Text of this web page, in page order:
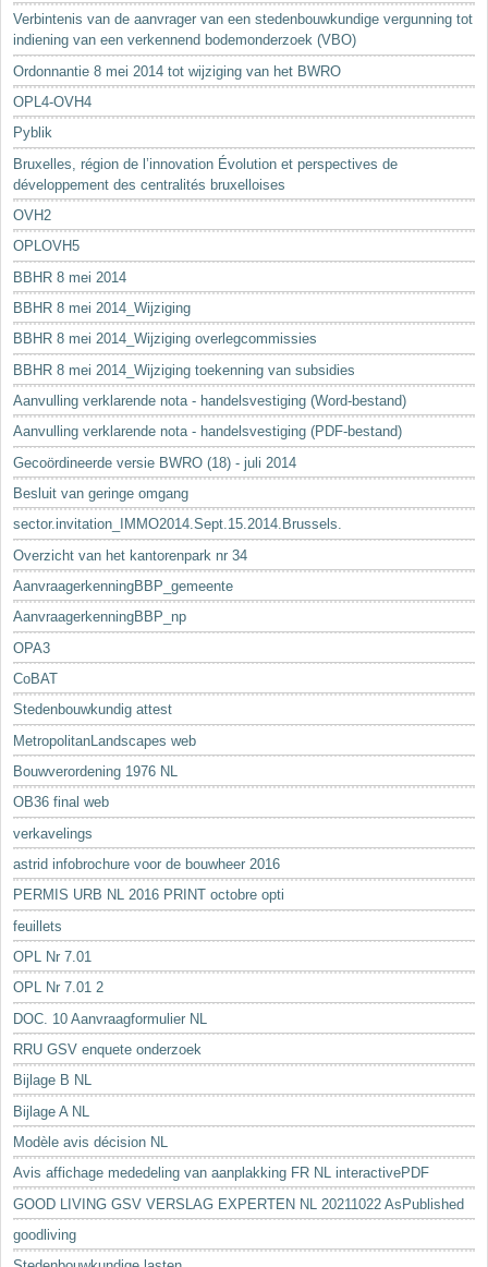
Verbintenis van de aanvrager van een stedenbouwkundige vergunning tot
indiening van een verkennend bodemonderzoek (VBO)
Ordonnantie 8 mei 2014 tot wijziging van het BWRO
OPL4-OVH4
Pyblik
Bruxelles, région de l’innovation Évolution et perspectives de
développement des centralités bruxelloises
OVH2
OPLOVH5
BBHR 8 mei 2014
BBHR 8 mei 2014_Wijziging
BBHR 8 mei 2014_Wijziging overlegcommissies
BBHR 8 mei 2014_Wijziging toekenning van subsidies
Aanvulling verklarende nota - handelsvestiging (Word-bestand)
Aanvulling verklarende nota - handelsvestiging (PDF-bestand)
Gecoördineerde versie BWRO (18) - juli 2014
Besluit van geringe omgang
sector.invitation_IMMO2014.Sept.15.2014.Brussels.
Overzicht van het kantorenpark nr 34
AanvraagerkenningBBP_gemeente
AanvraagerkenningBBP_np
OPA3
CoBAT
Stedenbouwkundig attest
MetropolitanLandscapes web
Bouwverordening 1976 NL
OB36 final web
verkavelings
astrid infobrochure voor de bouwheer 2016
PERMIS URB NL 2016 PRINT octobre opti
feuillets
OPL Nr 7.01
OPL Nr 7.01 2
DOC. 10 Aanvraagformulier NL
RRU GSV enquete onderzoek
Bijlage B NL
Bijlage A NL
Modèle avis décision NL
Avis affichage mededeling van aanplakking FR NL interactivePDF
GOOD LIVING GSV VERSLAG EXPERTEN NL 20211022 AsPublished
goodliving